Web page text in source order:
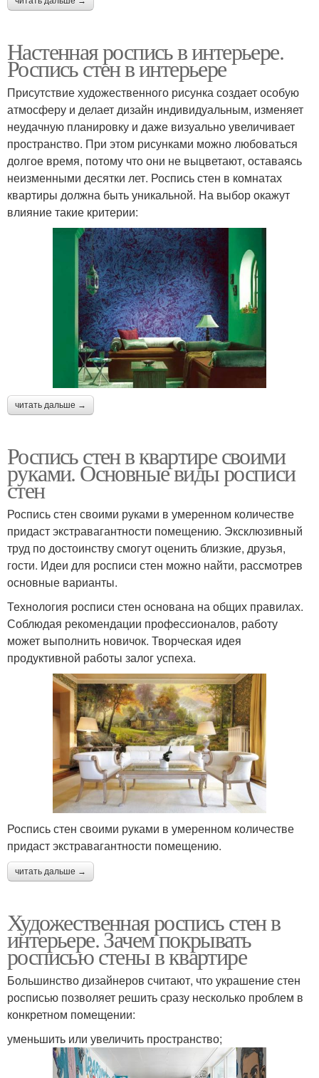
Настенная роспись в интерьере.
Роспись стен в интерьере
Присутствие художественного рисунка создает особую
атмосферу и делает дизайн индивидуальным, изменяет
неудачную планировку и даже визуально увеличивает
пространство. При этом рисунками можно любоваться
долгое время, потому что они не выцветают, оставаясь
неизменными десятки лет. Роспись стен в комнатах
квартиры должна быть уникальной. На выбор окажут
влияние такие критерии:
читать дальше →
Роспись стен в квартире своими
руками. Основные виды росписи
стен
Роспись стен своими руками в умеренном количестве
придаст экстравагантности помещению. Эксклюзивный
труд по достоинству смогут оценить близкие, друзья,
гости. Идеи для росписи стен можно найти, рассмотрев
основные варианты.
Технология росписи стен основана на общих правилах.
Соблюдая рекомендации профессионалов, работу
может выполнить новичок. Творческая идея
продуктивной работы залог успеха.
Роспись стен своими руками в умеренном количестве
придаст экстравагантности помещению.
читать дальше →
Художественная роспись стен в
интерьере. Зачем покрывать
росписью стены в квартире
Большинство дизайнеров считают, что украшение стен
росписью позволяет решить сразу несколько проблем в
конкретном помещении:
уменьшить или увеличить пространство;